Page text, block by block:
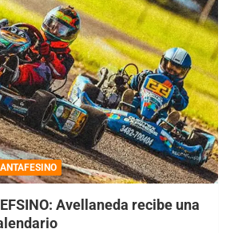
Avellaneda recibe una